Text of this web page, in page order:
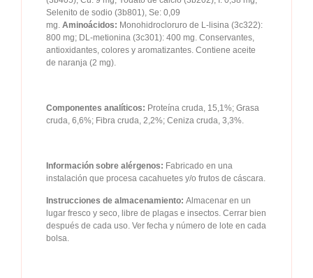
Selenito de sodio (3b801), Se: 0,09
mg. Aminoácidos: Monohidrocloruro de L-lisina (3c322):
800 mg; DL-metionina (3c301): 400 mg. Conservantes,
antioxidantes, colores y aromatizantes. Contiene aceite
de naranja (2 mg).
Componentes analíticos: Proteína cruda, 15,1%; Grasa
cruda, 6,6%; Fibra cruda, 2,2%; Ceniza cruda, 3,3%.
Información sobre alérgenos: Fabricado en una
instalación que procesa cacahuetes y/o frutos de cáscara.
Instrucciones de almacenamiento: Almacenar en un
lugar fresco y seco, libre de plagas e insectos. Cerrar bien
después de cada uso. Ver fecha y número de lote en cada
bolsa.